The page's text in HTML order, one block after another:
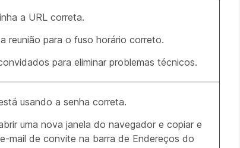
a URL correta.
reunião para o fuso horário correto.
para eliminar problemas técnicos.
usando a senha correta.
uma nova janela do navegador e copiar e
mail de convite na barra de Endereços do